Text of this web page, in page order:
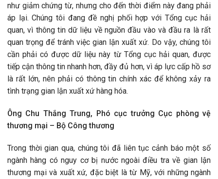
như giảm chứng từ, nhưng cho đến thời điểm này đang phải
áp lại. Chúng tôi đang đề nghị phối hợp với Tổng cục hải
quan, vì thông tin dữ liệu về nguồn đầu vào và đầu ra là rất
quan trọng để tránh việc gian lận xuất xứ. Do vậy, chúng tôi
cần phải có được dữ liệu này từ Tổng cục hải quan, được
tiếp cận thông tin nhanh hơn, đầy đủ hơn, vì áp lực cấp hồ sơ
là rất lớn, nên phải có thông tin chính xác để không xảy ra
tình trạng gian lận xuất xứ hàng hóa.
Ông Chu Thắng Trung, Phó cục trưởng Cục phòng vệ
thương mại – Bộ Công thương
Trong thời gian qua, chúng tôi đã liên tục cảnh báo một số
ngành hàng có nguy cơ bị nước ngoài điều tra về gian lận
thương mại và xuất xứ, đặc biệt là từ Mỹ, với những ngành